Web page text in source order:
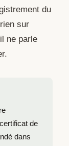
du
sur
ne parle
de
dans